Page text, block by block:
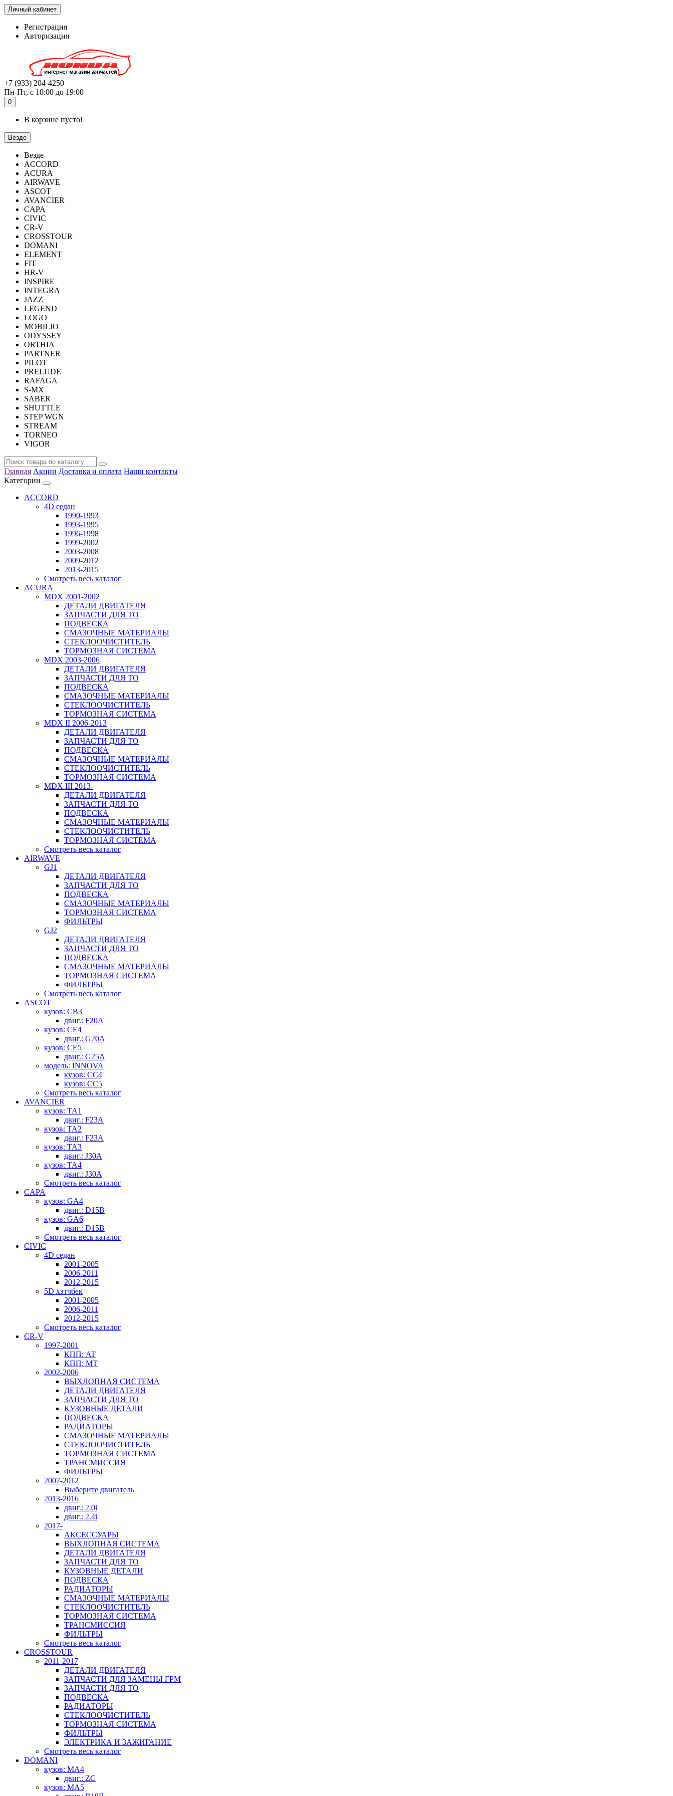
Личный кабинет
Регистрация
Авторизация
+7 (933) 204-4250
Пн-Пт, с 10:00 до 19:00
0
В корзине пусто!
Везде
Везде
ACCORD
ACURA
AIRWAVE
ASCOT
AVANCIER
CAPA
CIVIC
CR-V
CROSSTOUR
DOMANI
ELEMENT
FIT
HR-V
INSPIRE
INTEGRA
JAZZ
LEGEND
LOGO
MOBILIO
ODYSSEY
ORTHIA
PARTNER
PILOT
PRELUDE
RAFAGA
S-MX
SABER
SHUTTLE
STEP WGN
STREAM
TORNEO
VIGOR
Главная Акции Доставка и оплата Наши контакты
Категории
ACCORD
4D седан
1990-1993
1993-1995
1996-1998
1999-2002
2003-2008
2009-2012
2013-2015
Смотреть весь каталог
ACURA
MDX 2001-2002
ДЕТАЛИ ДВИГАТЕЛЯ
ЗАПЧАСТИ ДЛЯ ТО
ПОДВЕСКА
СМАЗОЧНЫЕ МАТЕРИАЛЫ
СТЕКЛООЧИСТИТЕЛЬ
ТОРМОЗНАЯ СИСТЕМА
MDX 2003-2006
ДЕТАЛИ ДВИГАТЕЛЯ
ЗАПЧАСТИ ДЛЯ ТО
ПОДВЕСКА
СМАЗОЧНЫЕ МАТЕРИАЛЫ
СТЕКЛООЧИСТИТЕЛЬ
ТОРМОЗНАЯ СИСТЕМА
MDX II 2006-2013
ДЕТАЛИ ДВИГАТЕЛЯ
ЗАПЧАСТИ ДЛЯ ТО
ПОДВЕСКА
СМАЗОЧНЫЕ МАТЕРИАЛЫ
СТЕКЛООЧИСТИТЕЛЬ
ТОРМОЗНАЯ СИСТЕМА
MDX III 2013-
ДЕТАЛИ ДВИГАТЕЛЯ
ЗАПЧАСТИ ДЛЯ ТО
ПОДВЕСКА
СМАЗОЧНЫЕ МАТЕРИАЛЫ
СТЕКЛООЧИСТИТЕЛЬ
ТОРМОЗНАЯ СИСТЕМА
Смотреть весь каталог
AIRWAVE
GJ1
ДЕТАЛИ ДВИГАТЕЛЯ
ЗАПЧАСТИ ДЛЯ ТО
ПОДВЕСКА
СМАЗОЧНЫЕ МАТЕРИАЛЫ
ТОРМОЗНАЯ СИСТЕМА
ФИЛЬТРЫ
GJ2
ДЕТАЛИ ДВИГАТЕЛЯ
ЗАПЧАСТИ ДЛЯ ТО
ПОДВЕСКА
СМАЗОЧНЫЕ МАТЕРИАЛЫ
ТОРМОЗНАЯ СИСТЕМА
ФИЛЬТРЫ
Смотреть весь каталог
ASCOT
кузов: CB3
двиг.: F20A
кузов: CE4
двиг.: G20A
кузов: CE5
двиг.: G25A
модель: INNOVA
кузов: CC4
кузов: CC5
Смотреть весь каталог
AVANCIER
кузов: TA1
двиг.: F23A
кузов: TA2
двиг.: F23A
кузов: TA3
двиг.: J30A
кузов: TA4
двиг.: J30A
Смотреть весь каталог
CAPA
кузов: GA4
двиг.: D15B
кузов: GA6
двиг.: D15B
Смотреть весь каталог
CIVIC
4D седан
2001-2005
2006-2011
2012-2015
5D хэтчбек
2001-2005
2006-2011
2012-2015
Смотреть весь каталог
CR-V
1997-2001
КПП: AT
КПП: MT
2002-2006
ВЫХЛОПНАЯ СИСТЕМА
ДЕТАЛИ ДВИГАТЕЛЯ
ЗАПЧАСТИ ДЛЯ ТО
КУЗОВНЫЕ ДЕТАЛИ
ПОДВЕСКА
РАДИАТОРЫ
СМАЗОЧНЫЕ МАТЕРИАЛЫ
СТЕКЛООЧИСТИТЕЛЬ
ТОРМОЗНАЯ СИСТЕМА
ТРАНСМИССИЯ
ФИЛЬТРЫ
2007-2012
Выберите двигатель
2013-2016
двиг.: 2.0i
двиг.: 2.4i
2017-
АКСЕССУАРЫ
ВЫХЛОПНАЯ СИСТЕМА
ДЕТАЛИ ДВИГАТЕЛЯ
ЗАПЧАСТИ ДЛЯ ТО
КУЗОВНЫЕ ДЕТАЛИ
ПОДВЕСКА
РАДИАТОРЫ
СМАЗОЧНЫЕ МАТЕРИАЛЫ
СТЕКЛООЧИСТИТЕЛЬ
ТОРМОЗНАЯ СИСТЕМА
ТРАНСМИССИЯ
ФИЛЬТРЫ
Смотреть весь каталог
CROSSTOUR
2011-2017
ДЕТАЛИ ДВИГАТЕЛЯ
ЗАПЧАСТИ ДЛЯ ЗАМЕНЫ ГРМ
ЗАПЧАСТИ ДЛЯ ТО
ПОДВЕСКА
РАДИАТОРЫ
СТЕКЛООЧИСТИТЕЛЬ
ТОРМОЗНАЯ СИСТЕМА
ФИЛЬТРЫ
ЭЛЕКТРИКА И ЗАЖИГАНИЕ
Смотреть весь каталог
DOMANI
кузов: MA4
двиг.: ZC
кузов: MA5